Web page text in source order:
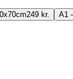
249 kr. A1